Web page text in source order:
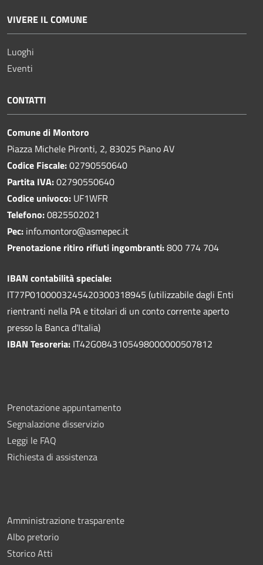
VIVERE IL COMUNE
Luoghi
Eventi
CONTATTI
Comune di Montoro
Piazza Michele Pironti, 2, 83025 Piano AV
Codice Fiscale:02790550640
Partita IVA:02790550640
Codice univoco: UF1WFR
Telefono:0825502021
Pec: info.montoro@asmepec.it
Prenotazione ritiro rifiuti ingombranti:800 774 704
IBAN contabilità speciale:
IT77P0100003245420300318945 (utilizzabile dagli Enti
rientranti nella PA e titolari di un conto corrente aperto
presso la Banca d'Italia)
IBAN Tesoreria: IT42G0843105498000000507812
Prenotazione appuntamento
Segnalazione disservizio
Leggi le FAQ
Richiesta di assistenza
Amministrazione trasparente
Albo pretorio
Storico Atti